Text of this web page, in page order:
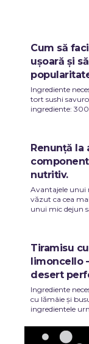
Cum să
ușoară și
Ingrediente
tort sushi
ingrediente: 300
Renunță la
nutritiv.
Avantajele unui
văzut ca cea
unui mic dejun
Tiramisu
limoncello
desert
Ingrediente
cu lămâie și
ingredientele